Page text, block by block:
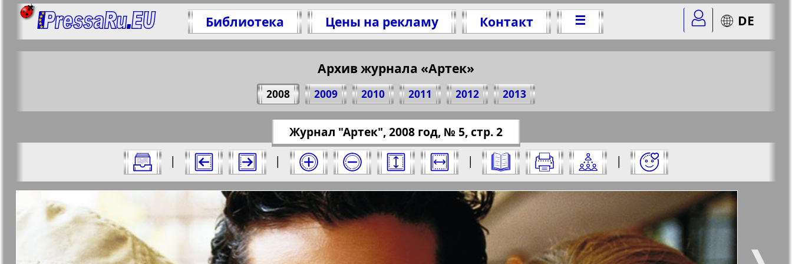
Библиотека Цены на рекламу Контакт ☰ DE
Архив журнала «Артек»
2008 2009 2010 2011 2012 2013
Все номера журнала "Артек" за 2008 год. Выберите номер и нажмите на него:
Журнал "Артек", 2008 год, № 5, стр. 2
|
| | |
Страницы журнала "Артек". Номер: 5, 2008 год. Выберите страницу и нажмите на нее:
1 4 5 6
Отправить
Поделитесь 2 стр. журнала "Артек", № 5, 2008 г.
(Нажмите, чтобы скопировать ссылку)
https://pressaru.eu/?pub=artek&god=2008&nomer=5&str=2
✖
Актуальные газеты и журналы
Апельсин
Баден-
Берлинский
Все pro все Город 511